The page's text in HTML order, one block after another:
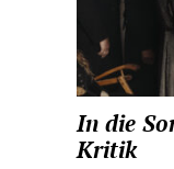
In die
Kritik